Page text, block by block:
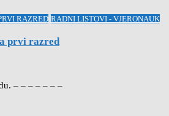
RAZRED RADNI LISTOVI - VJERONAUK
prvi razred
– – – – – – –